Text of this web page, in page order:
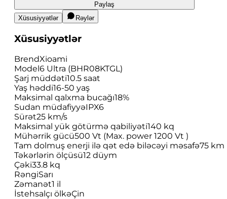
Paylaş
Xüsusiyyətlər
Rəylər
Xüsusiyyətlər
BrendXioami
Model6 Ultra (BHR08KTGL)
Şarj müddəti10.5 saat
Yaş həddi16-50 yaş
Maksimal qalxma bucağı18%
Sudan müdafiyyəIPX6
Sürət25 km/s
Maksimal yük götürmə qabiliyəti140 kq
Mühərrik gücü500 Vt (Max. power 1200 Vt )
Tam dolmuş enerji ilə qət edə biləcəyi məsafə75 km
Təkərlərin ölçüsü12 düym
Çəki33.8 kq
RəngiSarı
Zəmanət1 il
İstehsalçı ölkəÇin